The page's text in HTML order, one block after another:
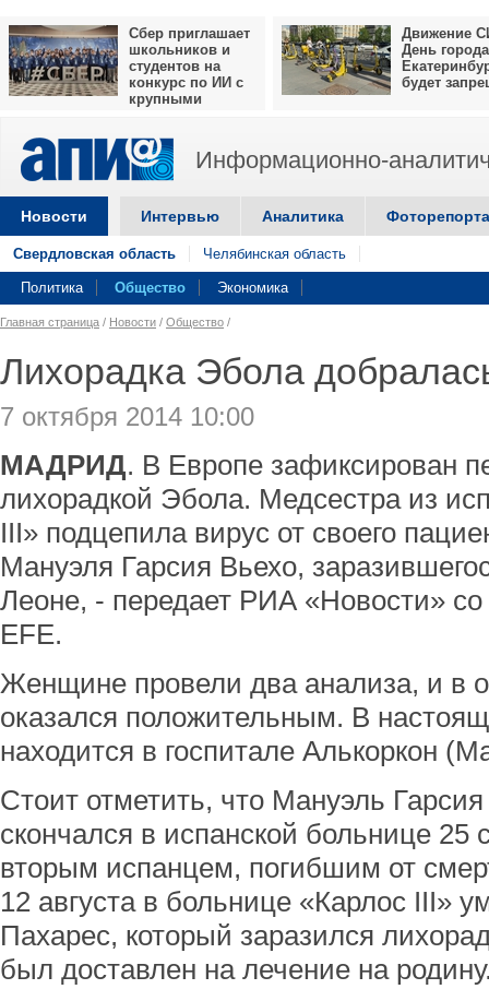
Сбер приглашает
школьников и
студентов на
конкурс по ИИ с
крупными
Движение
День города
будет
Информационно-
Новости Интервью Аналитика
Свердловская область Челябинская область
Политика Общество Экономика
Главная страница / Новости / Общество /
Лихорадка Эбола
7 октября 2014 10:00
МАДРИД. В Европе зафиксирован
лихорадкой Эбола. Медсестра из
III» подцепила вирус от своего
Мануэля Гарсия Вьехо,
Леоне, - передает РИА «Новости» со
EFE.
Женщине провели два анализа, и в
оказался положительным. В
находится в госпитале Алькоркон
Стоит отметить, что Мануэль
скончался в испанской больнице 25
вторым испанцем, погибшим от
12 августа в больнице «Карлос III»
Пахарес, который заразился
был доставлен на лечение на